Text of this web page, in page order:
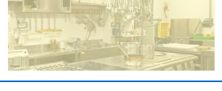
ПОДРОБНЕЕ